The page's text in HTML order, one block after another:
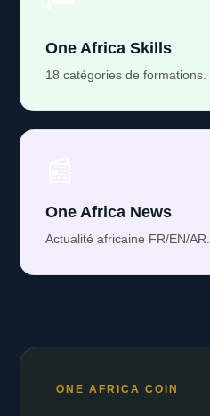
One Africa Skills
18 catégories de formations.
One Africa News
Actualité africaine FR/EN/AR.
ONE AFRICA COIN